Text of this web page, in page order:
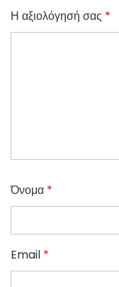
Η αξιολόγησή σας *
Όνομα *
Email *